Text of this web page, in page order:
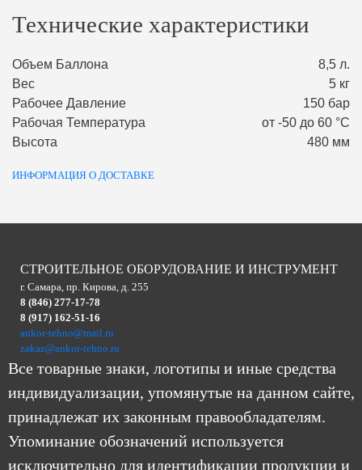
Технические характеристики
Объем Баллона
8,5 л.
Вес
5 кг
Рабочее Давление
150 бар
Рабочая Температура
от -50 до 60 °С
Высота
480 мм
ИНФОРМАЦИЯ О ДОСТАВКЕ
СТРОИТЕЛЬНОЕ ОБОРУДОВАНИЕ И ИНСТРУМЕНТ
г. Самара, пр. Кирова, д. 255
8 (846) 277-17-78
8 (917) 162-51-16
ankor-tehno@mail.ru
zakaz@ankor-tehno.ru
Все товарные знаки, логотипы и иные средства
индивидуализации, упомянутые на данном сайте,
принадлежат их законным правообладателям.
Упоминание обозначений используется
исключительно для идентификации продукции и